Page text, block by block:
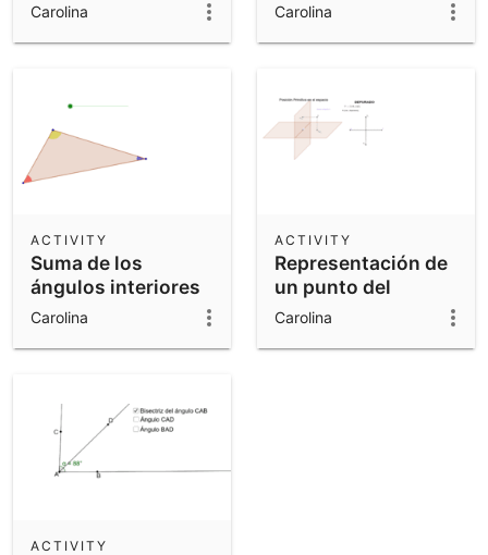
Carolina
puntos notables
triángulo
Carolina
Suma de los
ángulos interiores
de un triángulo
ACTIVITY
Carolina
Representación de
un punto del
espacio en
ACTIVITY
Carolina
ACTIVITY